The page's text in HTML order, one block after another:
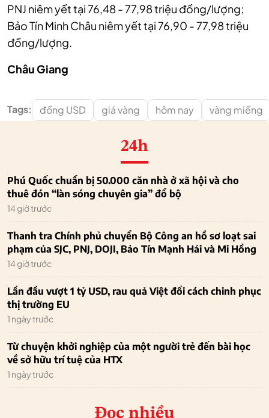
PNJ niêm yết tại 76,48 - 77,98 triệu đồng/lượng;
Bảo Tín Minh Châu niêm yết tại 76,90 - 77,98 triệu
đồng/lượng.
Châu Giang
Tags: đồng USD giá vàng hôm nay vàng miếng
24h
Phú Quốc chuẩn bị 50.000 căn nhà ở xã hội và cho
thuê đón “làn sóng chuyên gia” đổ bộ
14 giờ trước
Thanh tra Chính phủ chuyển Bộ Công an hồ sơ loạt sai
phạm của SJC, PNJ, DOJI, Bảo Tín Mạnh Hải và Mi Hồng
14 giờ trước
Lần đầu vượt 1 tỷ USD, rau quả Việt đổi cách chinh phục
thị trường EU
1 ngày trước
Từ chuyện khởi nghiệp của một người trẻ đến bài học
về sở hữu trí tuệ của HTX
1 ngày trước
Đọc nhiều